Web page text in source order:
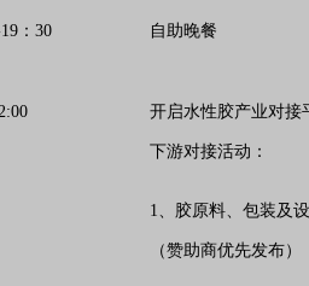
：30 自助晚餐
开启水性胶产业对接
下游对接活动：
1、胶原料、包装及
（赞助商优先发布）